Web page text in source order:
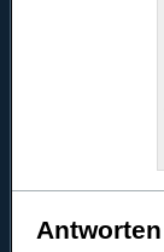
Antworten